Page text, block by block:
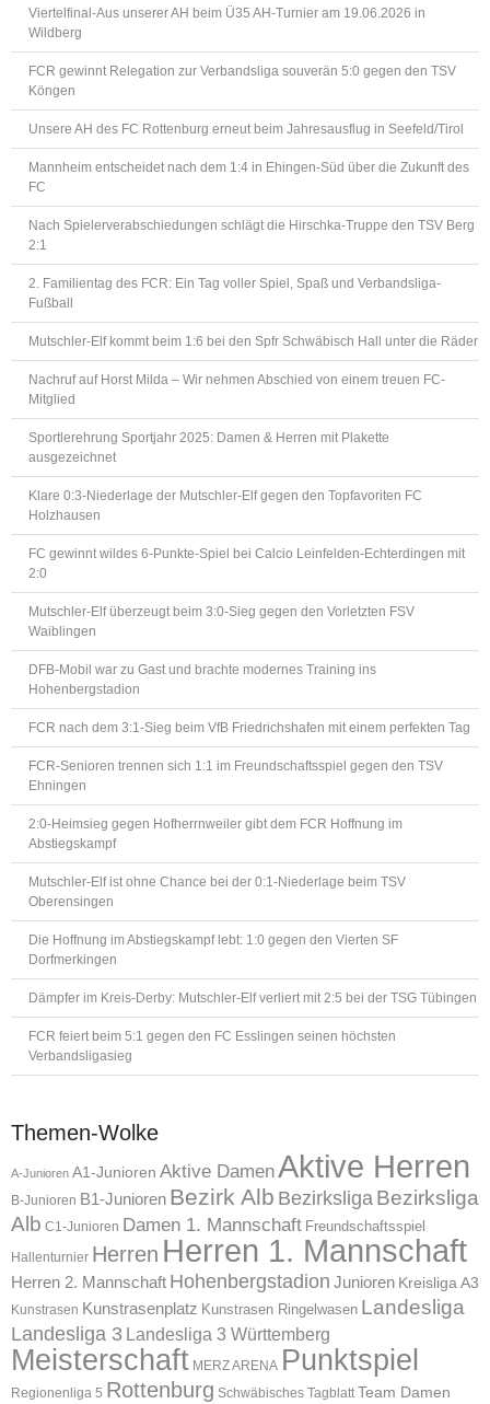
Viertelfinal-Aus unserer AH beim Ü35 AH-Turnier am 19.06.2026 in
Wildberg
FCR gewinnt Relegation zur Verbandsliga souverän 5:0 gegen den TSV
Köngen
Unsere AH des FC Rottenburg erneut beim Jahresausflug in Seefeld/Tirol
Mannheim entscheidet nach dem 1:4 in Ehingen-Süd über die Zukunft des
FC
Nach Spielerverabschiedungen schlägt die Hirschka-Truppe den TSV Berg
2:1
2. Familientag des FCR: Ein Tag voller Spiel, Spaß und Verbandsliga-
Fußball
Mutschler-Elf kommt beim 1:6 bei den Spfr Schwäbisch Hall unter die Räder
Nachruf auf Horst Milda – Wir nehmen Abschied von einem treuen FC-
Mitglied
Sportlerehrung Sportjahr 2025: Damen & Herren mit Plakette
ausgezeichnet
Klare 0:3-Niederlage der Mutschler-Elf gegen den Topfavoriten FC
Holzhausen
FC gewinnt wildes 6-Punkte-Spiel bei Calcio Leinfelden-Echterdingen mit
2:0
Mutschler-Elf überzeugt beim 3:0-Sieg gegen den Vorletzten FSV
Waiblingen
DFB-Mobil war zu Gast und brachte modernes Training ins
Hohenbergstadion
FCR nach dem 3:1-Sieg beim VfB Friedrichshafen mit einem perfekten Tag
FCR-Senioren trennen sich 1:1 im Freundschaftsspiel gegen den TSV
Ehningen
2:0-Heimsieg gegen Hofherrnweiler gibt dem FCR Hoffnung im
Abstiegskampf
Mutschler-Elf ist ohne Chance bei der 0:1-Niederlage beim TSV
Oberensingen
Die Hoffnung im Abstiegskampf lebt: 1:0 gegen den Vierten SF
Dorfmerkingen
Dämpfer im Kreis-Derby: Mutschler-Elf verliert mit 2:5 bei der TSG Tübingen
FCR feiert beim 5:1 gegen den FC Esslingen seinen höchsten
Verbandsligasieg
Themen-Wolke
A-Junioren A1-Junioren Aktive DamenAktive Herren
B-Junioren B1-Junioren Bezirk Alb Bezirksliga Bezirksliga
Alb C1-Junioren Damen 1. Mannschaft Freundschaftsspiel
Hallenturnier Herren Herren 1. Mannschaft
Herren 2. Mannschaft Hohenbergstadion Junioren Kreisliga A3
Kunstrasen Kunstrasenplatz Kunstrasen Ringelwasen Landesliga
Landesliga 3 Landesliga 3 Württemberg
Meisterschaft MERZ ARENA Punktspiel
Regionenliga 5 Rottenburg Schwäbisches Tagblatt Team Damen